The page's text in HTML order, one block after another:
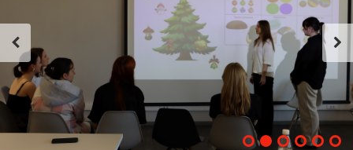
CHI
Приемная
комиссия
+7 (831) 262-26-20